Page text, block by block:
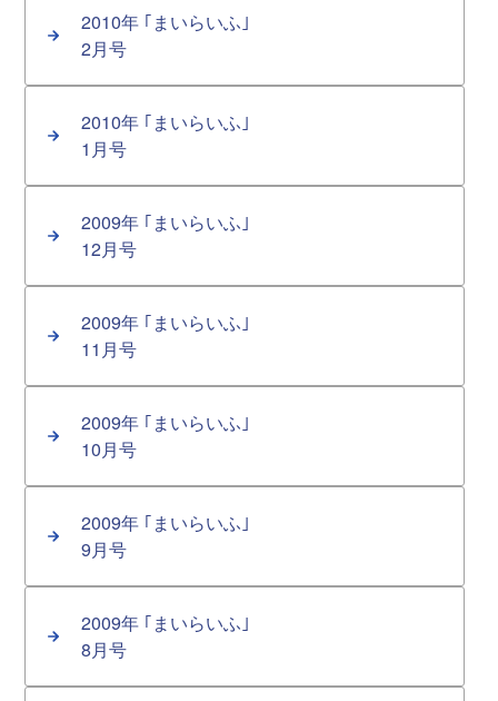
2010年 ｢まいらいふ｣
2月号
2010年 ｢まいらいふ｣
1月号
2009年 ｢まいらいふ｣
12月号
2009年 ｢まいらいふ｣
11月号
2009年 ｢まいらいふ｣
10月号
2009年 ｢まいらいふ｣
9月号
2009年 ｢まいらいふ｣
8月号